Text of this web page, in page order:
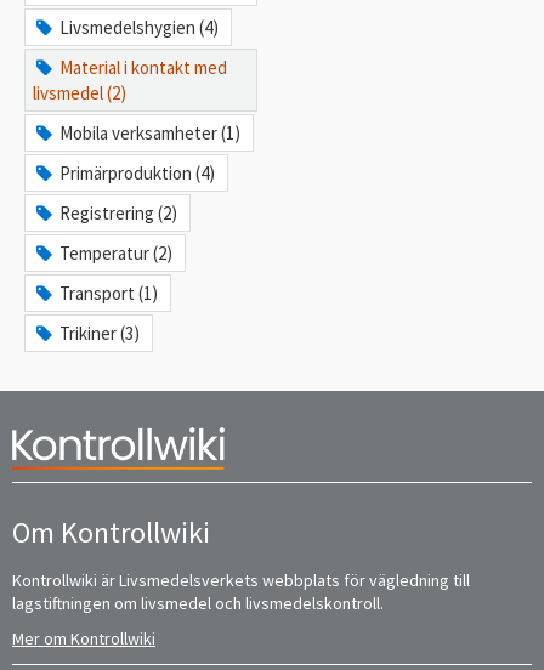
Livsmedelshygien (4)
Material i kontakt med
livsmedel (2)
Mobila verksamheter (1)
Primärproduktion (4)
Registrering (2)
Temperatur (2)
Transport (1)
Trikiner (3)
Om Kontrollwiki
Kontrollwiki är Livsmedelsverkets webbplats för vägledning till
lagstiftningen om livsmedel och livsmedelskontroll.
Mer om Kontrollwiki